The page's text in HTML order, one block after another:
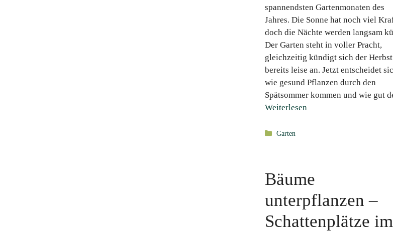
spannendsten Gartenmonaten des
Jahres. Die Sonne hat noch viel
doch die Nächte werden langsam
Der Garten steht in voller Pracht,
gleichzeitig kündigt sich der Herbst
bereits leise an. Jetzt entscheidet
wie gesund Pflanzen durch den
Spätsommer kommen und wie gut
Weiterlesen
Kategorien
Garten
Bäume
unterpflanzen –
Schattenplätze im